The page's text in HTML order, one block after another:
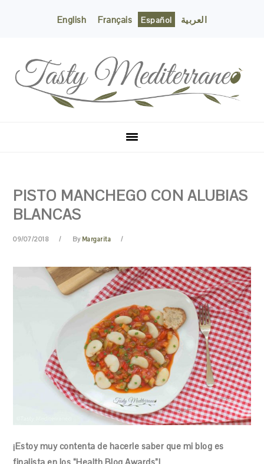
English Français Español العربية
primary
navigation
content
primary
footer
PISTO MANCHEGO CON ALUBIAS
BLANCAS
09/07/2018 By Margarita
¡Estoy muy contenta de hacerle saber que mi blog es
finalista en los “Health Blog Awards”!